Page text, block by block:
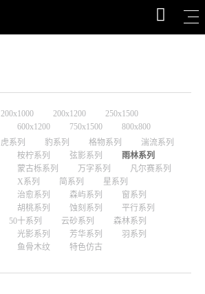
200x1000 200x1200
250x1500
600x1200 750x1500 800x800
虎系列 豹系列 格物系列
湍流系列
桉柠系列 弦影系列
雨林系列
蒙古栎系列 万字系列
凡尔赛系列
X系列 简系列
星系列
治愈系列 森屿系列
窗系列
胡桃系列 蚀刻系列
平行系列
50十系列 云砂系列
森林系列
光影系列 芳华系列
羽系列
鱼骨木纹 特色仿古